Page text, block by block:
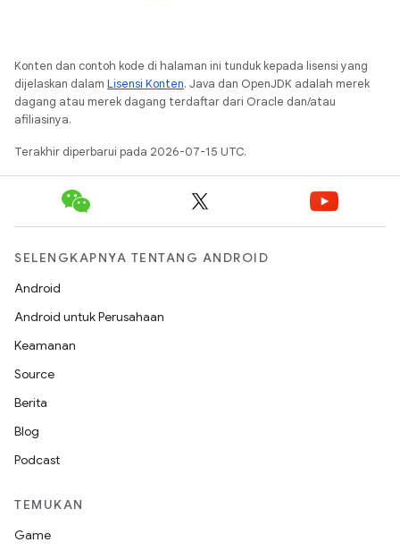
Konten dan contoh kode di halaman ini tunduk kepada lisensi yang
dijelaskan dalam Lisensi Konten. Java dan OpenJDK adalah merek
dagang atau merek dagang terdaftar dari Oracle dan/atau
afiliasinya.
Terakhir diperbarui pada 2026-07-15 UTC.
SELENGKAPNYA TENTANG ANDROID
Android
Android untuk Perusahaan
Keamanan
Source
Berita
Blog
Podcast
TEMUKAN
Game